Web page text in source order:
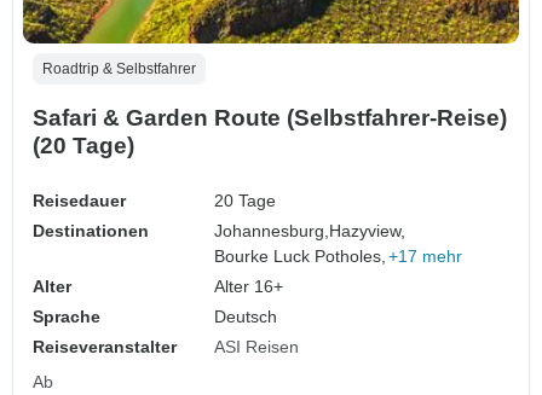
Roadtrip & Selbstfahrer
Safari & Garden Route (Selbstfahrer-Reise)
(20 Tage)
Reisedauer
20 Tage
Destinationen
Johannesburg,Hazyview,
Bourke Luck Potholes, +17 mehr
Alter
Alter 16+
Sprache
Deutsch
Reiseveranstalter
ASI Reisen
Ab